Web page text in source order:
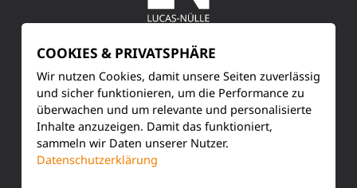
SERVICE
Kundenservice
Produktinformationen
Training & Schulung
COOKIES & PRIVATSPHÄRE
Wir nutzen Cookies, damit unsere Seiten zuverlässig
und sicher funktionieren, um die Performance zu
überwachen und um relevante und personalisierte
Inhalte anzuzeigen. Damit das funktioniert,
sammeln wir Daten unserer Nutzer.
Datenschutzerklärung